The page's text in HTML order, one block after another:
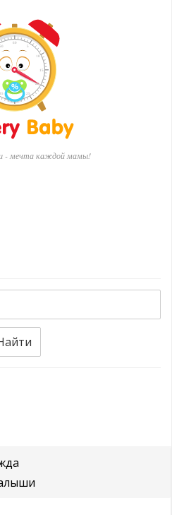
- мечта каждой мамы!